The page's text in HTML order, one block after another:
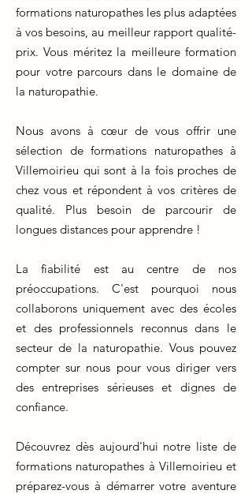
formations naturopathes les plus adaptées
à vos besoins, au meilleur rapport qualité-
prix. Vous méritez la meilleure formation
pour votre parcours dans le domaine de
la naturopathie.
Nous avons à cœur de vous offrir une
sélection de formations naturopathes à
Villemoirieu qui sont à la fois proches de
chez vous et répondent à vos critères de
qualité. Plus besoin de parcourir de
longues distances pour apprendre !
La fiabilité est au centre de nos
préoccupations. C'est pourquoi nous
collaborons uniquement avec des écoles
et des professionnels reconnus dans le
secteur de la naturopathie. Vous pouvez
compter sur nous pour vous diriger vers
des entreprises sérieuses et dignes de
confiance.
Découvrez dès aujourd'hui notre liste de
formations naturopathes à Villemoirieu et
préparez-vous à démarrer votre aventure